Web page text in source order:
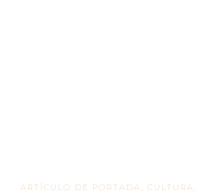
ARTÍCULO DE PORTADA CULTURA